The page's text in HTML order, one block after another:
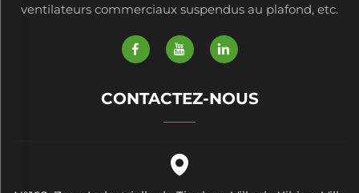
ventilateurs commerciaux suspendus au plafond, etc.
CONTACTEZ-NOUS